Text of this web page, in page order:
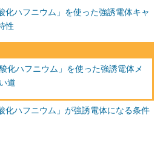
化ハフニウム」を使った強誘電体キャ
性
化ハフニウム」を使った強誘電体メ
道
化ハフニウム」が強誘電体になる条件